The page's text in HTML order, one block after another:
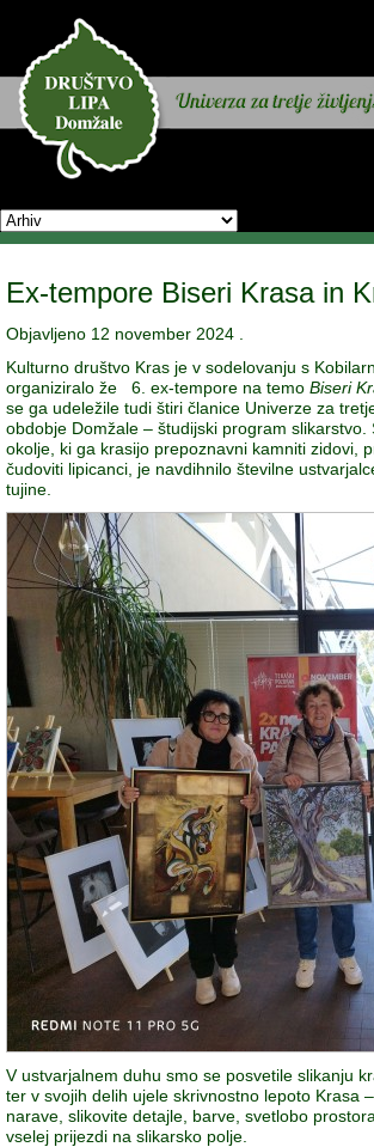
Ex-tempore Biseri Krasa in
Objavljeno 12 november 2024
Kulturno društvo Kras je v sodelovanju s
organiziralo že 6. ex-tempore na temo Biseri
se ga udeležile tudi štiri članice Univerze za
obdobje Domžale – študijski program slikarstvo.
okolje, ki ga krasijo prepoznavni kamniti zidovi,
čudoviti lipicanci, je navdihnilo številne
tujine.
V ustvarjalnem duhu smo se posvetile slikanju
ter v svojih delih ujele skrivnostno lepoto Krasa
narave, slikovite detajle, barve, svetlobo
vselej prijezdi na slikarsko polje.